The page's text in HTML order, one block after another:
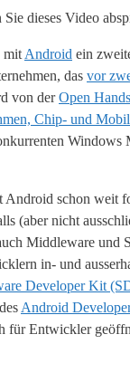
dieses Video
mitAndroid ein
das vor
von derOpen
Chip- und
Android schon weit
(aber nicht
Middleware
in- und
Developer Kit
Android
für Entwickler